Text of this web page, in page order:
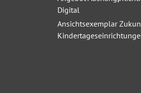
Digital
Ansichtsexemplar